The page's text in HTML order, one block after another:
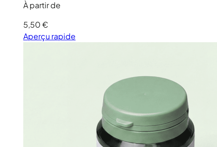
À partir de
5,50 €
Aperçu rapide